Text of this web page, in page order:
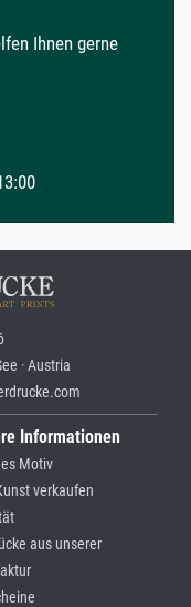
Ihnen gerne
· Austria
Informationen
Motiv
verkaufen
aus unserer